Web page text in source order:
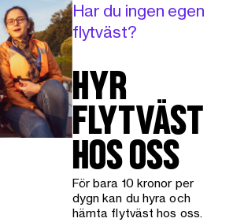
Har du ingen egen
flytväst?
HYR
FLYTVÄST
HOS OSS
För bara 10 kronor per
dygn kan du hyra och
hämta flytväst hos oss.